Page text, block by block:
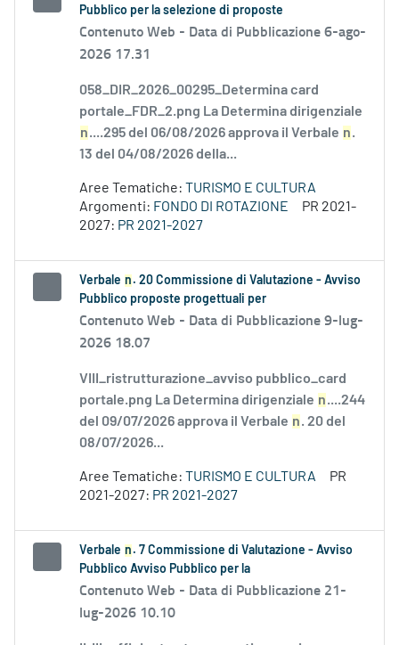
Pubblico per la selezione di proposte
Contenuto Web - Data di Pubblicazione 6-ago-
2026 17.31
058_DIR_2026_00295_Determina card
portale_FDR_2.png La Determina dirigenziale
n....295 del 06/08/2026 approva il Verbale n.
13 del 04/08/2026 della...
Aree Tematiche: TURISMO E CULTURA
Argomenti: FONDO DI ROTAZIONE
PR 2021-
2027: PR 2021-2027
Verbale n . 20 Commissione di Valutazione - Avviso
Pubblico proposte progettuali per
Contenuto Web - Data di Pubblicazione 9-lug-
2026 18.07
VIII_ristrutturazione_avviso pubblico_card
portale.png La Determina dirigenziale n....244
del 09/07/2026 approva il Verbale n. 20 del
08/07/2026...
Aree Tematiche: TURISMO E CULTURA
PR
2021-2027: PR 2021-2027
Verbale n . 7 Commissione di Valutazione - Avviso
Pubblico Avviso Pubblico per la
Contenuto Web - Data di Pubblicazione 21-
lug-2026 10.10